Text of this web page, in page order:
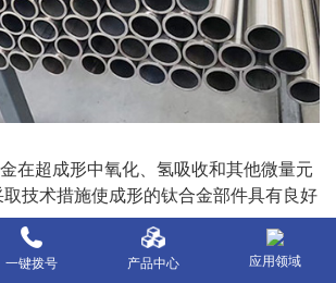
在超成形中氧化、氢吸收和其他微量元
技术措施使成形的钛合金部件具有良好
保护、真空加热和惰性气体（氩）保
一键拨号 产品中心 应用领域